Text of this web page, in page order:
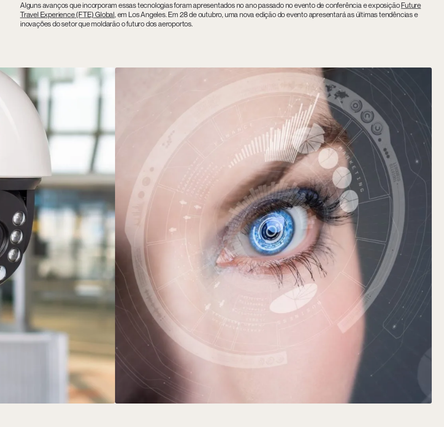
Alguns avanços que incorporam essas tecnologias foram apresentados no ano passado no evento de conferência e exposiçãoFuture
Travel Experience (FTE) Global, em Los Angeles. Em 28 de outubro, uma nova edição do evento apresentará as últimas tendências e
inovações do setor que moldarão o futuro dos aeroportos.